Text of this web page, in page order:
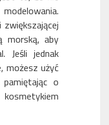
morską, aby
Jeśli jednak
możesz użyć
o